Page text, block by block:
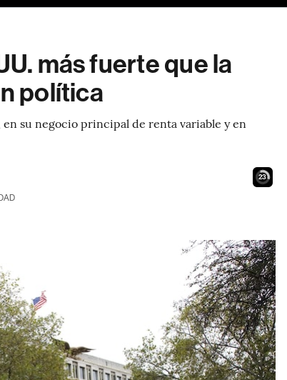
más fuerte que la
política
su negocio principal de renta variable y en
21